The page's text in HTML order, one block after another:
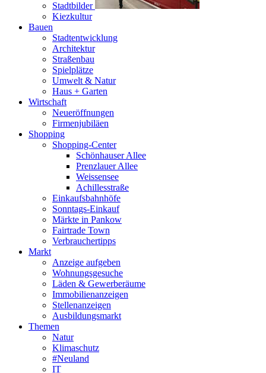
Stadtbilder
Kiezkultur
Bauen
Stadtentwicklung
Architektur
Straßenbau
Spielplätze
Umwelt & Natur
Haus + Garten
Wirtschaft
Neueröffnungen
Firmenjubiläen
Shopping
Shopping-Center
Schönhauser Allee
Prenzlauer Allee
Weissensee
Achillesstraße
Einkaufsbahnhöfe
Sonntags-Einkauf
Märkte in Pankow
Fairtrade Town
Verbrauchertipps
Markt
Anzeige aufgeben
Wohnungsgesuche
Läden & Gewerberäume
Immobilienanzeigen
Stellenanzeigen
Ausbildungsmarkt
Themen
Natur
Klimaschutz
#Neuland
IT